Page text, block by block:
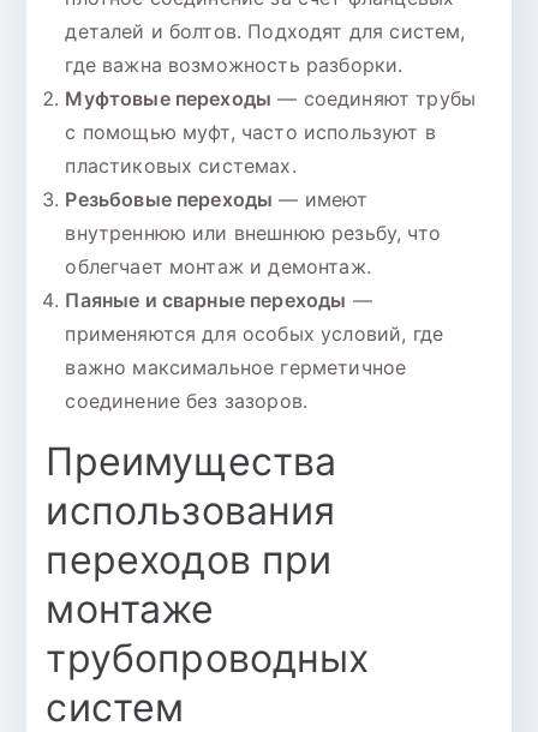
деталей и болтов. Подходят для систем,
где важна возможность разборки.
Муфтовые переходы — соединяют трубы
с помощью муфт, часто используют в
пластиковых системах.
Резьбовые переходы — имеют
внутреннюю или внешнюю резьбу, что
облегчает монтаж и демонтаж.
Паяные и сварные переходы —
применяются для особых условий, где
важно максимальное герметичное
соединение без зазоров.
Преимущества
использования
переходов при
монтаже
трубопроводных
систем